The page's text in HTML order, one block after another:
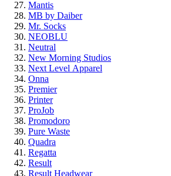
Mantis
MB by Daiber
Mr. Socks
NEOBLU
Neutral
New Morning Studios
Next Level Apparel
Onna
Premier
Printer
ProJob
Promodoro
Pure Waste
Quadra
Regatta
Result
Result Headwear